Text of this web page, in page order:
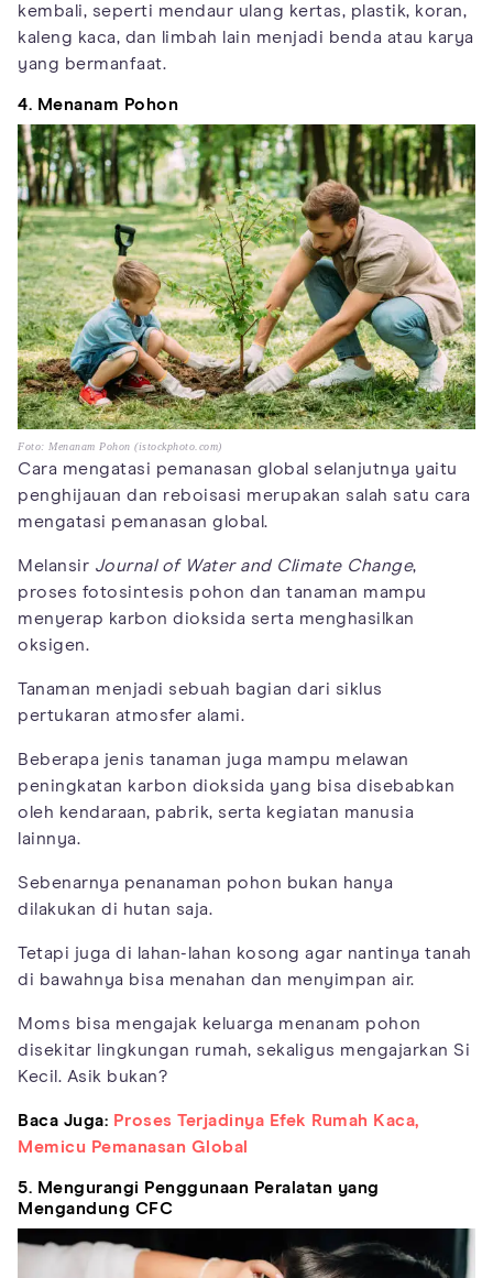
kembali, seperti mendaur ulang kertas, plastik, koran,
kaleng kaca, dan limbah lain menjadi benda atau karya
yang bermanfaat.
4. Menanam Pohon
Foto: Menanam Pohon (istockphoto.com)
Cara mengatasi pemanasan global selanjutnya yaitu
penghijauan dan reboisasi merupakan salah satu cara
mengatasi pemanasan global.
Melansir Journal of Water and Climate Change,
proses fotosintesis pohon dan tanaman mampu
menyerap karbon dioksida serta menghasilkan
oksigen.
Tanaman menjadi sebuah bagian dari siklus
pertukaran atmosfer alami.
Beberapa jenis tanaman juga mampu melawan
peningkatan karbon dioksida yang bisa disebabkan
oleh kendaraan, pabrik, serta kegiatan manusia
lainnya.
Sebenarnya penanaman pohon bukan hanya
dilakukan di hutan saja.
Tetapi juga di lahan-lahan kosong agar nantinya tanah
di bawahnya bisa menahan dan menyimpan air.
Moms bisa mengajak keluarga menanam pohon
disekitar lingkungan rumah, sekaligus mengajarkan Si
Kecil. Asik bukan?
Baca Juga: Proses Terjadinya Efek Rumah Kaca,
Memicu Pemanasan Global
5. Mengurangi Penggunaan Peralatan yang
Mengandung CFC